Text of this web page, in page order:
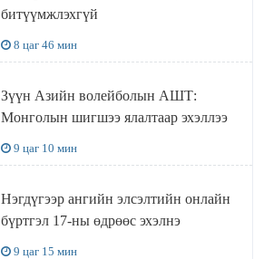
битүүмжлэхгүй
8 цаг 46 мин
Зүүн Азийн волейболын АШТ:
Монголын шигшээ ялалтаар эхэллээ
9 цаг 10 мин
Нэгдүгээр ангийн элсэлтийн онлайн
бүртгэл 17-ны өдрөөс эхэлнэ
9 цаг 15 мин